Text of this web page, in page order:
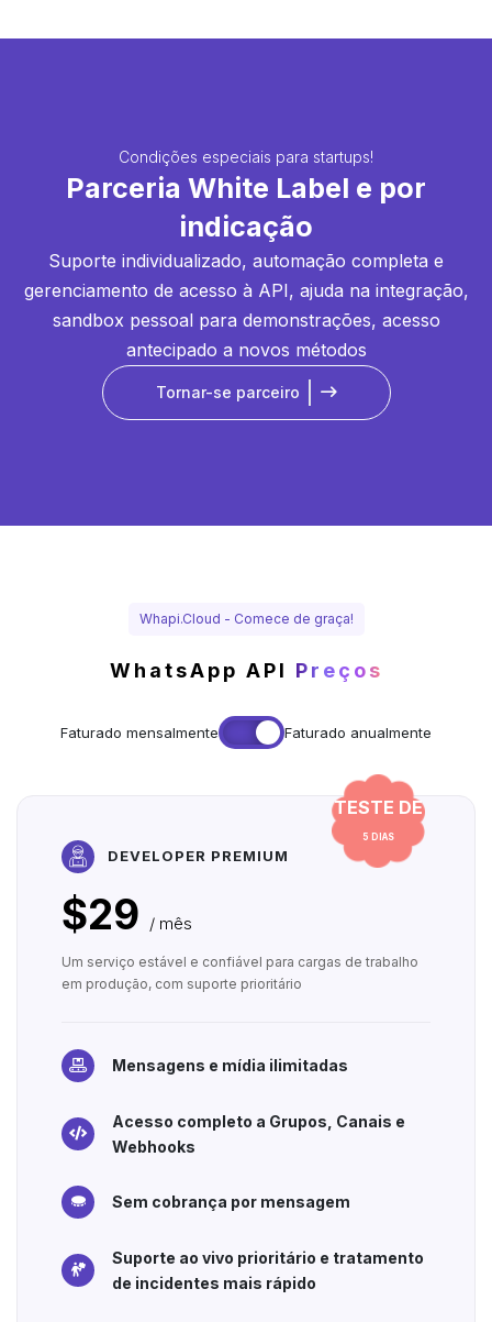
Condições especiais para startups!
Parceria White Label e por
indicação
Suporte individualizado, automação completa e
gerenciamento de acesso à API, ajuda na integração,
sandbox pessoal para demonstrações, acesso
antecipado a novos métodos
Tornar-se parceiro
Whapi.Cloud - Comece de graça!
WhatsApp API Preços
Faturado mensalmente Faturado anualmente
DEVELOPER PREMIUM
$29 / mês
Um serviço estável e confiável para cargas de trabalho
em produção, com suporte prioritário
Mensagens e mídia ilimitadas
Acesso completo a Grupos, Canais e
Webhooks
Sem cobrança por mensagem
Suporte ao vivo prioritário e tratamento
de incidentes mais rápido
TESTE DE
5 DIAS